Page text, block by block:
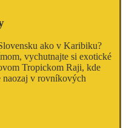
ako v Karibiku?
vychutnajte si exotické
Tropickom Raji, kde
naozaj v rovníkových